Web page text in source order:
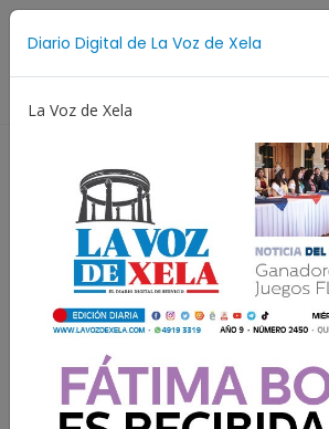
Diario Digital de La Voz de Xela
La Voz de Xela